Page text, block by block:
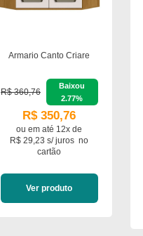
Armario Canto Criare
R$ 360,76
Baixou
2.77%
R$ 350,76
ou em até 12x de
R$ 29,23 s/ juros no
cartão
Ver produto